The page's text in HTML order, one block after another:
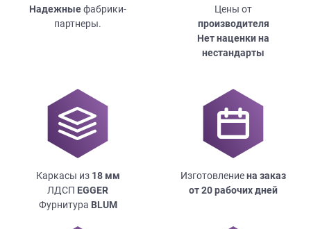
Надежныефабрики-
партнеры.
Цены от
производителя
Нет наценки на
нестандарты
Каркасы из 18мм
ЛДСП EGGER
Фурнитура BLUM
Изготовлениена заказ
от 20 рабочих дней